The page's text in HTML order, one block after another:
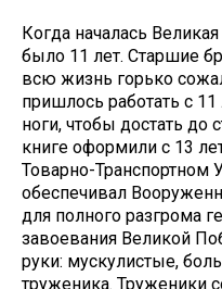
Когда началась
было 11 лет. Старшие
всю жизнь горько
пришлось работать с
ноги, чтобы достать до
книге оформили с 13
Товарно-Транспортном
обеспечивал
для полного разгрома
завоевания Великой
руки: мускулистые,
труженика. Труженики